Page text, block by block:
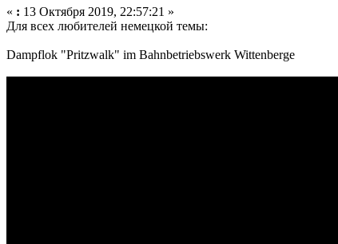
« : 13 Октября 2019, 22:57:21 »
Для всех любителей немецкой темы:
Dampflok "Pritzwalk" im Bahnbetriebswerk Wittenberge